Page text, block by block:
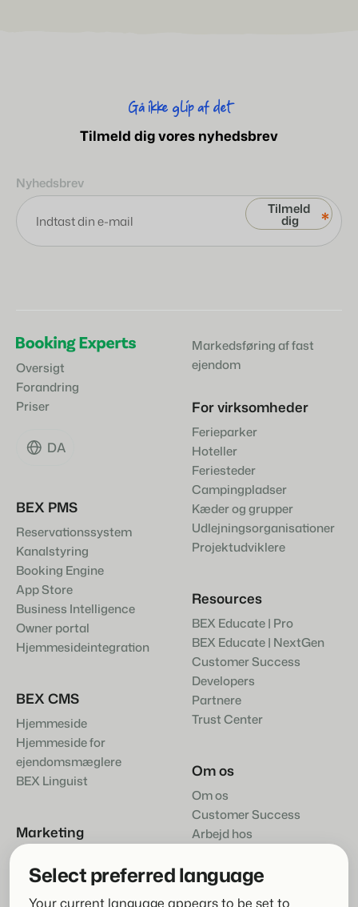
Select preferred language
Your current language appears to be set to
Gå ikke glip af det
Tilmeld dig vores nyhedsbrev
Nyhedsbrev
*
Oversigt
Forandring
Priser
DA
BEX PMS
Reservationssystem
Kanalstyring
Booking Engine
App Store
Business Intelligence
Owner portal
Hjemmesideintegration
BEX CMS
Hjemmeside
Hjemmeside for
ejendomsmæglere
BEX Linguist
Marketing
Markedsføring af fast
ejendom
For virksomheder
Ferieparker
Hoteller
Feriesteder
Campingpladser
Kæder og grupper
Udlejningsorganisationer
Projektudviklere
Resources
BEX Educate | Pro
BEX Educate | NextGen
Customer Success
Developers
Partnere
Trust Center
Om os
Om os
Customer Success
Arbejd hos